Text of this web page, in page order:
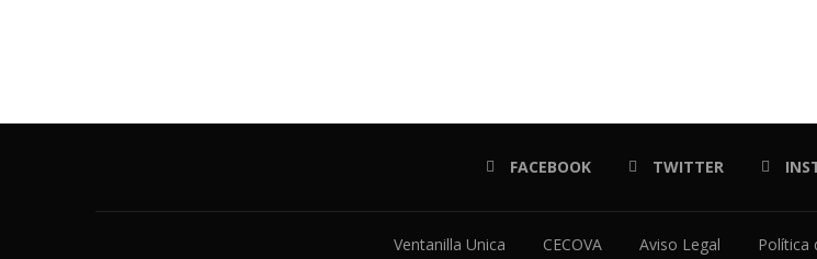
FACEBOOK TWITTER
Ventanilla Unica CECOVA Aviso Legal Política